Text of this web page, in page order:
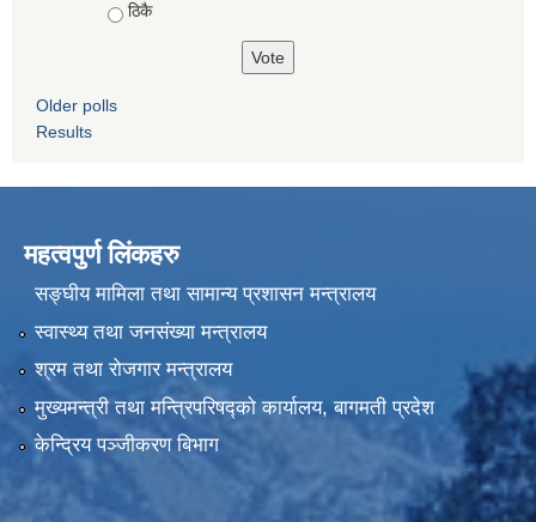
ठिकै
Older polls
Results
महत्वपुर्ण लिंकहरु
सङ्घीय मामिला तथा सामान्य प्रशासन मन्त्रालय
स्वास्थ्य तथा जनसंख्या मन्त्रालय
श्रम तथा रोजगार मन्त्रालय
मुख्यमन्त्री तथा मन्त्रिपरिषद्को कार्यालय, बागमती प्रदेश
केन्द्रिय पञ्जीकरण बिभाग